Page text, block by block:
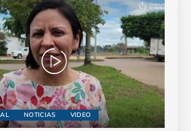
NOTICIAS VIDEO